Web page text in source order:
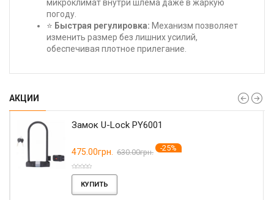
микроклимат внутри шлема даже в жаркую
погоду.
⭐ Быстрая регулировка: Механизм позволяет
изменить размер без лишних усилий,
обеспечивая плотное прилегание.
АКЦИИ
Замок U-Lock PY6001
475.00грн. 630.00грн. -25%
КУПИТЬ